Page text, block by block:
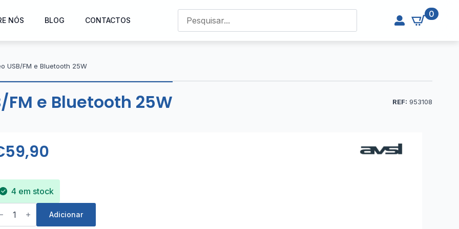
NÓS BLOG CONTACTOS
0
USB/FM e Bluetooth 25W
e Bluetooth 25W REF: 953108
59,90
4 em stock
Adicionar